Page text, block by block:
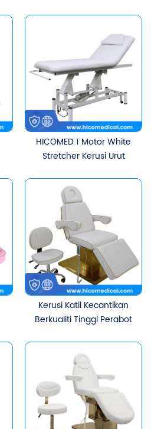
Bulu Mata Kosmetik
HICOMED 1 Motor White
Stretcher Kerusi Urut
Elektrik Katil Kosmetik
Kecantikan Alih Dengan
Peranti Pemegang Kertas
Kerusi Katil Kecantikan
Berkualiti Tinggi Perabot
Pelarasan Elektrik Katil
Bulu Mata Untuk Dijual